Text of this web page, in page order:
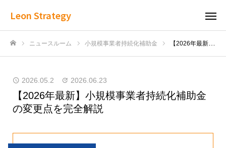
Leon Strategy
ニュースルーム 小規模事業者持続化補助金 【2026年最新】小規模事業者持続化補助金の変更点を完全解説
2026.05.2 2026.06.23
【2026年最新】小規模事業者持続化補助金
の変更点を完全解説